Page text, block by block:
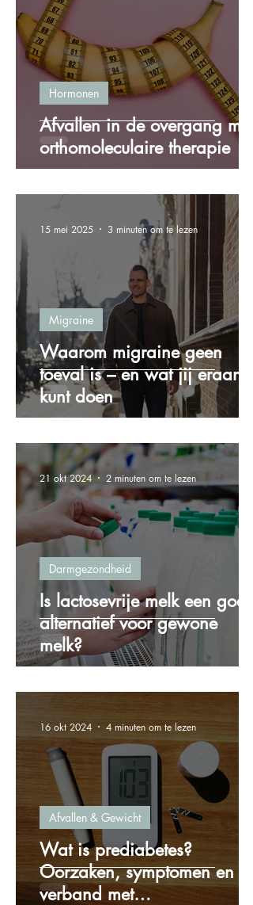
Afvallen in de overgang met
orthomoleculaire therapie
Hormonen
Waarom migraine geen
toeval is – en wat jij eraan
kunt doen
Migraine
15 mei 2025 3 minuten om te lezen
Is lactosevrije melk een goed
alternatief voor gewone
melk?
Darmgezondheid
21 okt 2024 2 minuten om te lezen
Wat is prediabetes?
Oorzaken, symptomen en het
verband met
Afvallen & Gewicht
16 okt 2024 4 minuten om te lezen